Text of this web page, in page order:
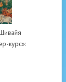
курс»: